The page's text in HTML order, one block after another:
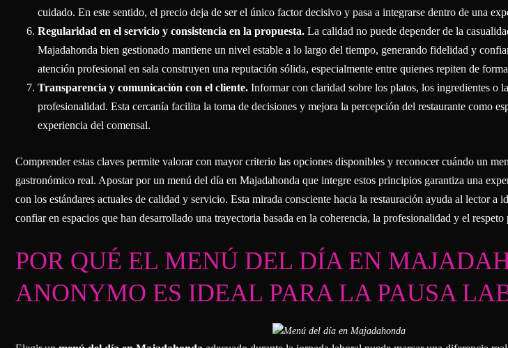
cuidado. En este sentido, el precio deja de ser el único factor decisivo y pasa a integrarse dentro de una
Regularidad en el servicio y consistencia en la propuesta. La calidad no puede depender de la
Majadahonda bien gestionado mantiene un nivel estable a lo largo del tiempo, generando fidelidad y
atención profesional en sala construyen una reputación sólida, especialmente entre quienes repiten de
Transparencia y comunicación con el cliente. Informar con claridad sobre los platos, los ingredientes o
profesionalidad. Esta cercanía facilita la toma de decisiones y mejora la percepción del restaurante como
experiencia del comensal.
Comprender estas claves permite valorar con mayor criterio las opciones disponibles y reconocer cuándo un
gastronómico real. Apostar por un menú del día en Majadahonda que integre estos principios garantiza una
con los estándares actuales de calidad y servicio. Esta mirada consciente hacia la restauración ayuda al lector a
confiar en espacios que han desarrollado una trayectoria basada en la coherencia, la profesionalidad y el
POR QUÉ EL MENÚ DEL DÍA EN
ANONYMO ES IDEAL PARA LA PAUSA